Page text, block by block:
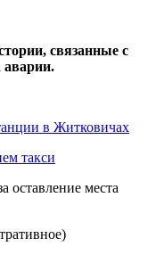
связанные с
аварии.
в Житковичах
такси